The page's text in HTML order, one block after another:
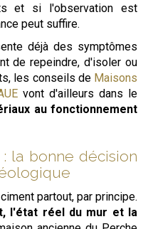
et si l'observation est
peut suffire.
déjà des symptômes
de repeindre, d'isoler ou
les conseils de Maisons
vont d'ailleurs dans le
au fonctionnement
la bonne décision
partout, par principe.
l'état réel du mur et la